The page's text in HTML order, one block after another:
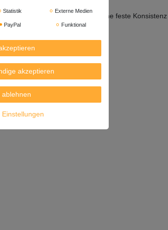
Sollte die Kokosnussmilch eine feste
Statistik Externe Medien
PayPal Funktional
akzeptieren
ablehnen